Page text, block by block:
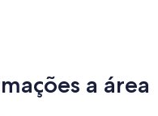
a área